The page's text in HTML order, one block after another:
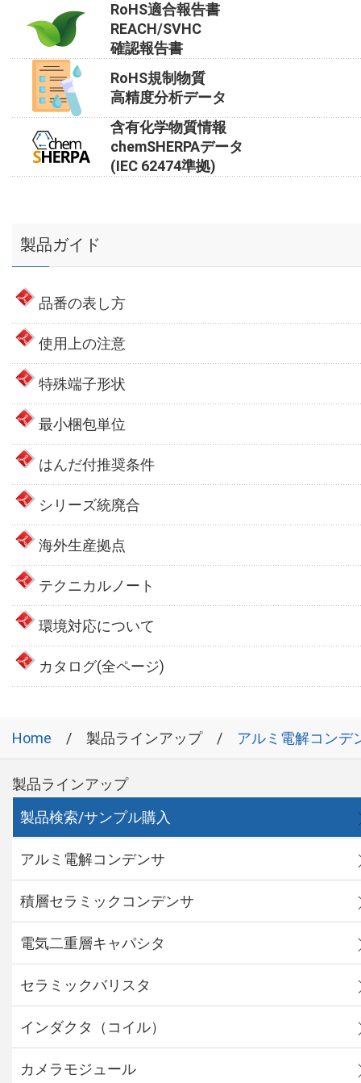
RoHS適合報告書
REACH/SVHC
確認報告書
RoHS規制物質
高精度分析データ
含有化学物質情報
chemSHERPAデータ
(IEC 62474準拠)
製品ガイド
品番の表し方
使用上の注意
特殊端子形状
最小梱包単位
はんだ付推奨条件
シリーズ統廃合
海外生産拠点
テクニカルノート
環境対応について
カタログ(全ページ)
Home 製品ラインアップ アルミ電解コンデ
製品ラインアップ
製品検索/サンプル購入
アルミ電解コンデンサ
積層セラミックコンデンサ
電気二重層キャパシタ
セラミックバリスタ
インダクタ（コイル）
カメラモジュール